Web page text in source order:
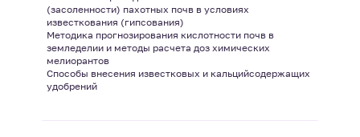
(засоленности) пахотных почв в условиях
известкования (гипсования)
Методика прогнозирования кислотности почв в
земледелии и методы расчета доз химических
мелиорантов
Способы внесения известковых и кальцийсодержащих
удобрений